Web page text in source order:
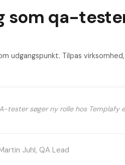
som qa-
udgangspunkt. Tilpas
tester søger ny rolle hos
Juhl, QA Lead